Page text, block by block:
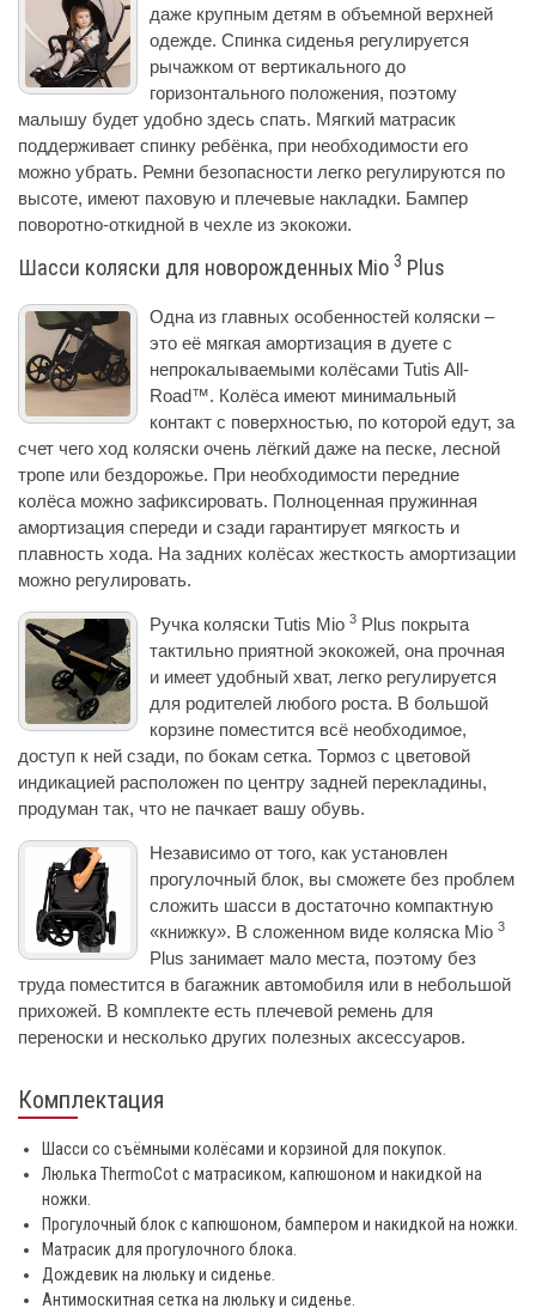
даже крупным детям в объемной верхней
одежде. Спинка сиденья регулируется
рычажком от вертикального до
горизонтального положения, поэтому
малышу будет удобно здесь спать. Мягкий матрасик
поддерживает спинку ребёнка, при необходимости его
можно убрать. Ремни безопасности легко регулируются по
высоте, имеют паховую и плечевые накладки. Бампер
поворотно-откидной в чехле из экокожи.
Шасси коляски для новорожденных Mio 3 Plus
Одна из главных особенностей коляски –
это её мягкая амортизация в дуете с
непрокалываемыми колёсами Tutis All-
Road™. Колёса имеют минимальный
контакт с поверхностью, по которой едут, за
счет чего ход коляски очень лёгкий даже на песке, лесной
тропе или бездорожье. При необходимости передние
колёса можно зафиксировать. Полноценная пружинная
амортизация спереди и сзади гарантирует мягкость и
плавность хода. На задних колёсах жесткость амортизации
можно регулировать.
Ручка коляски Tutis Mio 3 Plus покрыта
тактильно приятной экокожей, она прочная
и имеет удобный хват, легко регулируется
для родителей любого роста. В большой
корзине поместится всё необходимое,
доступ к ней сзади, по бокам сетка. Тормоз с цветовой
индикацией расположен по центру задней перекладины,
продуман так, что не пачкает вашу обувь.
Независимо от того, как установлен
прогулочный блок, вы сможете без проблем
сложить шасси в достаточно компактную
«книжку». В сложенном виде коляска Mio 3
Plus занимает мало места, поэтому без
труда поместится в багажник автомобиля или в небольшой
прихожей. В комплекте есть плечевой ремень для
переноски и несколько других полезных аксессуаров.
Комплектация
Шасси со съёмными колёсами и корзиной для покупок.
Люлька ThermoCot с матрасиком, капюшоном и накидкой на
ножки.
Прогулочный блок с капюшоном, бампером и накидкой на ножки.
Матрасик для прогулочного блока.
Дождевик на люльку и сиденье.
Антимоскитная сетка на люльку и сиденье.